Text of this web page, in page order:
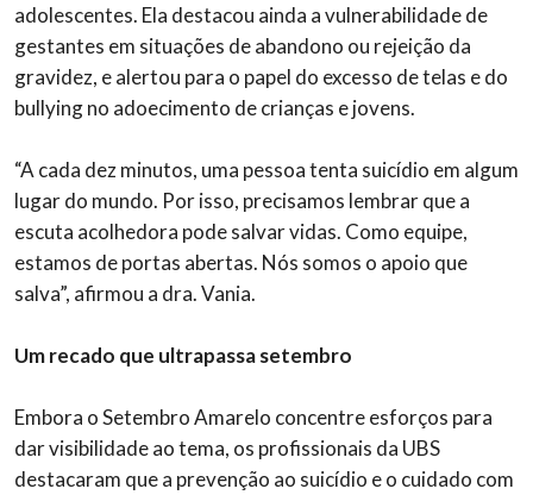
adolescentes. Ela destacou ainda a vulnerabilidade de
gestantes em situações de abandono ou rejeição da
gravidez, e alertou para o papel do excesso de telas e do
bullying no adoecimento de crianças e jovens.
“A cada dez minutos, uma pessoa tenta suicídio em algum
lugar do mundo. Por isso, precisamos lembrar que a
escuta acolhedora pode salvar vidas. Como equipe,
estamos de portas abertas. Nós somos o apoio que
salva”, afirmou a dra. Vania.
Um recado que ultrapassa setembro
Embora o Setembro Amarelo concentre esforços para
dar visibilidade ao tema, os profissionais da UBS
destacaram que a prevenção ao suicídio e o cuidado com